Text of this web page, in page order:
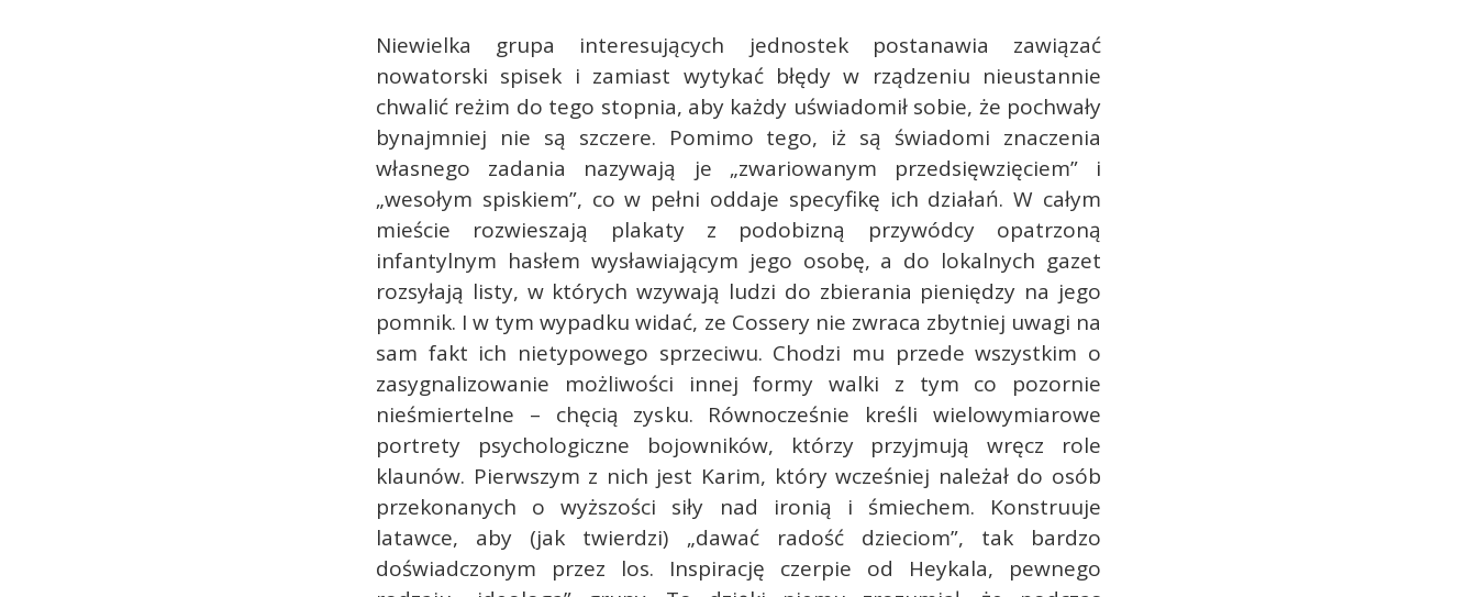
Niewielka grupa interesujących jednostek postanawia zawiązać
nowatorski spisek i zamiast wytykać błędy w rządzeniu nieustannie
chwalić reżim do tego stopnia, aby każdy uświadomił sobie, że pochwały
bynajmniej nie są szczere. Pomimo tego, iż są świadomi znaczenia
własnego zadania nazywają je „zwariowanym przedsięwzięciem” i
„wesołym spiskiem”, co w pełni oddaje specyfikę ich działań. W całym
mieście rozwieszają plakaty z podobizną przywódcy opatrzoną
infantylnym hasłem wysławiającym jego osobę, a do lokalnych gazet
rozsyłają listy, w których wzywają ludzi do zbierania pieniędzy na jego
pomnik. I w tym wypadku widać, ze Cossery nie zwraca zbytniej uwagi na
sam fakt ich nietypowego sprzeciwu. Chodzi mu przede wszystkim o
zasygnalizowanie możliwości innej formy walki z tym co pozornie
nieśmiertelne – chęcią zysku. Równocześnie kreśli wielowymiarowe
portrety psychologiczne bojowników, którzy przyjmują wręcz role
klaunów. Pierwszym z nich jest Karim, który wcześniej należał do osób
przekonanych o wyższości siły nad ironią i śmiechem. Konstruuje
latawce, aby (jak twierdzi) „dawać radość dzieciom”, tak bardzo
doświadczonym przez los. Inspirację czerpie od Heykala, pewnego